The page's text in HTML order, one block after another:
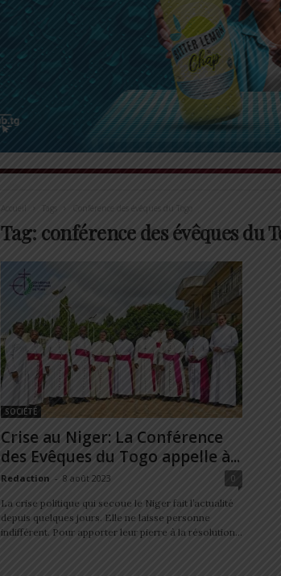
Accueil Tags Conférence des évêques du Togo
Tag: conférence des évêques du
SOCIÉTÉ
Crise au Niger: La Conférence
des Evêques du Togo appelle à...
Redaction - 8 août 2023 0
La crise politique qui secoue le Niger fait l’actualité
depuis quelques jours. Elle ne laisse personne
indifférent. Pour apporter leur pierre à la résolution...